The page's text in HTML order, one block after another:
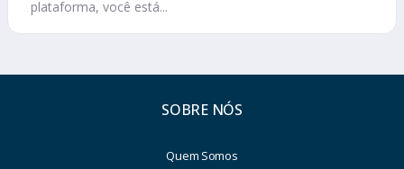
plataforma, você está...
SOBRE NÓS
Quem Somos